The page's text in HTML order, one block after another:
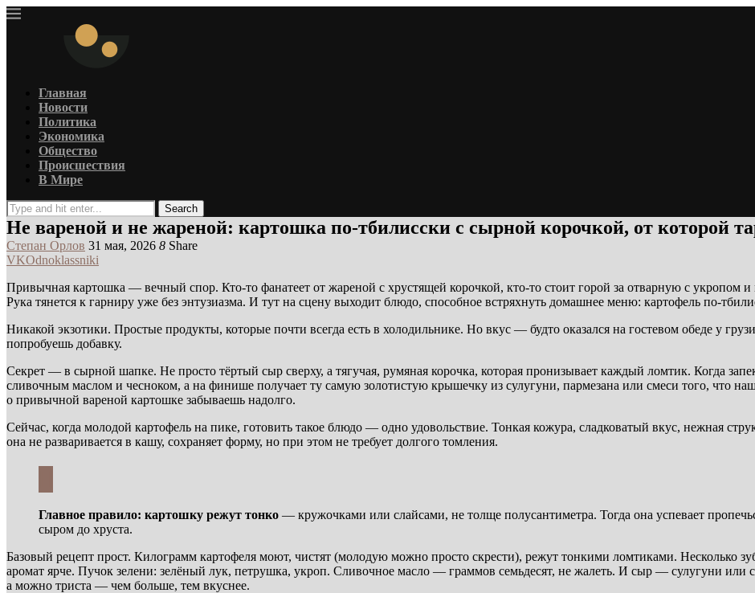
Главная
Новости
Политика
Экономика
Общество
Происшествия
В Мире
Search
Не вареной и не жареной: картошка по-тбилисски с сырной корочкой, от которой
Степан Орлов 31 мая, 2026 8 Share
VKOdnoklassniki
Привычная картошка — вечный спор. Кто-то фанатеет от жареной с хрустящей корочкой, кто-то стоит горой за отварную с укропом
Рука тянется к гарниру уже без энтузиазма. И тут на сцену выходит блюдо, способное встряхнуть домашнее меню: картофель по-
Никакой экзотики. Простые продукты, которые почти всегда есть в холодильнике. Но вкус — будто оказался на гостевом обеде у
попробуешь добавку.
Секрет — в сырной шапке. Не просто тёртый сыр сверху, а тягучая, румяная корочка, которая пронизывает каждый ломтик. Когда
сливочным маслом и чесноком, а на финише получает ту самую золотистую крышечку из сулугуни, пармезана или смеси того, что
о привычной вареной картошке забываешь надолго.
Сейчас, когда молодой картофель на пике, готовить такое блюдо — одно удовольствие. Тонкая кожура, сладковатый вкус, нежная
она не разваривается в кашу, сохраняет форму, но при этом не требует долгого томления.
Главное правило: картошку режут тонко — кружочками или слайсами, не толще полусантиметра. Тогда она успевает
сыром до хруста.
Базовый рецепт прост. Килограмм картофеля моют, чистят (молодую можно просто скрести), режут тонкими ломтиками. Несколько
аромат ярче. Пучок зелени: зелёный лук, петрушка, укроп. Сливочное масло — граммов семьдесят, не жалеть. И сыр — сулугуни или
а можно триста — чем больше, тем вкуснее.